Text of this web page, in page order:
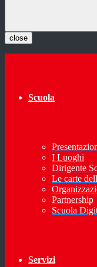
close
Scuola
I Luoghi
Dirigente
Le carte
Partnership
Scuola
Servizi